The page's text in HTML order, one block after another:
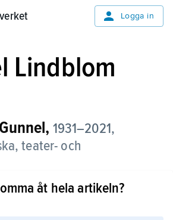
Logga in
Lindblom
1931–2021,
teater- och
var på 1950-talet engagerad
åt hela artikeln?